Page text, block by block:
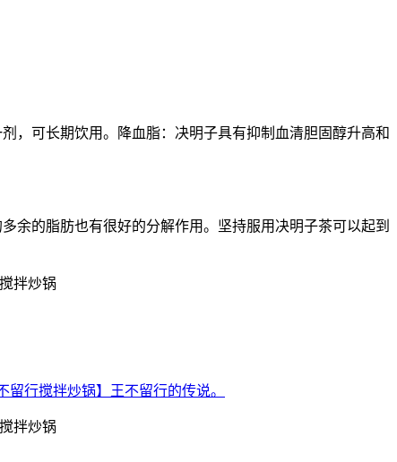
，可长期饮用。降血脂：决明子具有抑制血清胆固醇升高和
余的脂肪也有很好的分解作用。坚持服用决明子茶可以起到
留行搅拌炒锅】王不留行的传说。